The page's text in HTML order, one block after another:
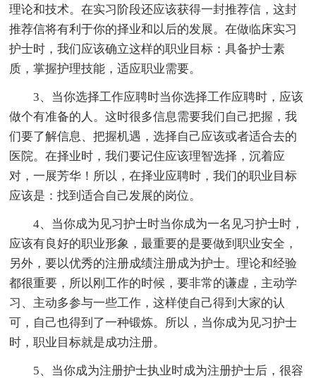
理论和技术。在实习阶段还应该获得一封推荐信，这封
推荐信将有利于你的择业和以后的发展。在做临床实习
护士时，我们应该确立这样的职业目标：具备护士素
质，掌握护理技能，适应职业需要。
3、当你选择工作应聘时当你选择工作应聘时，应该
做个有准备的人。这时很多信息需要我们自己把握，我
们要了解信息、把握机遇，选择自己应该或者适合去的
医院。在择业时，我们要记住应该理智选择，沉着应
对，一展芳华！所以，在择业应聘时，我们的职业目标
应该是：找到适合自己发展的岗位。
4、当你成为见习护士时当你成为一名见习护士时，
应该有良好的职业形象，最重要的是要做到职业安全，
另外，要以优秀的注册成绩注册成为护士。理论和经验
都很重要，所以刚工作的时候，要非常的谦虚，主动学
习、主动多参与一些工作，这样使自己得到大家的认
可，自己也得到了一种锻炼。所以，当你成为见习护士
时，职业目标就是成功注册。
5、当你成为注册护士执业时成为注册护士后，很容